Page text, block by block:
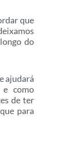
que
do
ajudará
e como
de ter
para